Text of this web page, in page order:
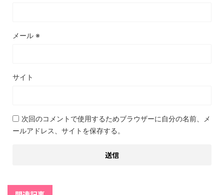
メール ※
サイト
次回のコメントで使用するためブラウザーに自分の名前、メ
ールアドレス、サイトを保存する。